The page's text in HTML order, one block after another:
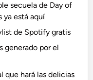
secuela de Day of
ya está aquí
de Spotify gratis
generado por el
que hará las delicias